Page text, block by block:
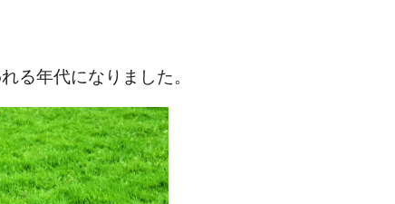
る年代になりました。